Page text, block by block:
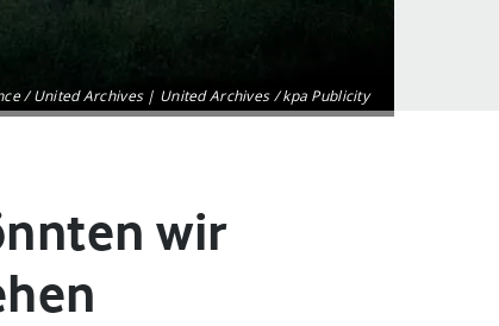
/ United Archives | United Archives / kpa Publicity
wir